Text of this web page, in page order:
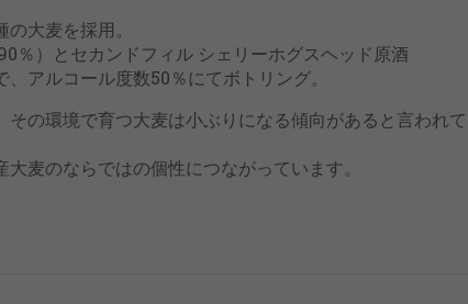
大麦を採用。
％）とセカンドフィル シェリーホグスヘッド原酒
、アルコール度数50％にてボトリング。
の環境で育つ大麦は小ぶりになる傾向があると言われて
麦のならではの個性につながっています。